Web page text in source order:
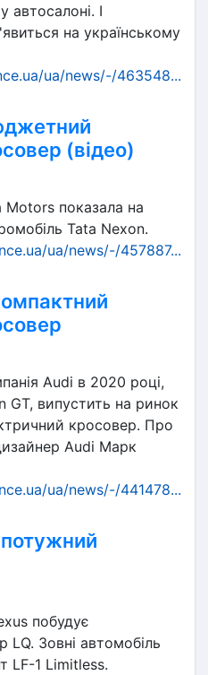
автосалоні. І
на українському
ua/news/-/463548...
(відео)
Motors показала на
Tata Nexon.
ua/news/-/457887...
Audi в 2020 році,
GT, випустить на ринок
кросовер. Про
Audi Марк
ua/news/-/441478...
побудує
Зовні автомобіль
LF-1 Limitless.